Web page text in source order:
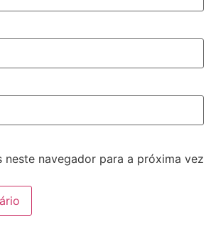
neste navegador para a próxima vez